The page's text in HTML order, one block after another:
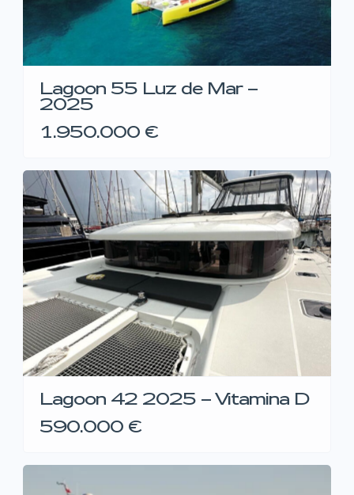
Lagoon 55 Luz de Mar –
2025
1.950.000 €
Lagoon 42 2025 – Vitamina D
590.000 €